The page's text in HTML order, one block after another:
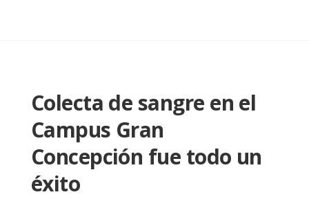
Colecta de sangre en el
Campus Gran
Concepción fue todo un
éxito